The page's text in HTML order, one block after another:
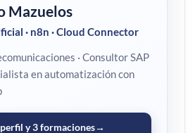
Mazuelos
· n8n · Cloud Connector
· Consultor SAP
en automatización con
y 3 formaciones→